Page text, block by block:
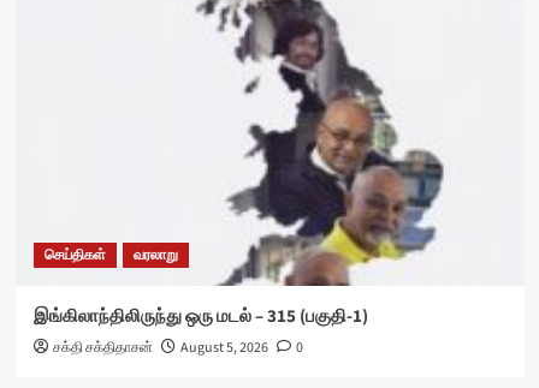
செய்திகள் வரலாறு
இங்கிலாந்திலிருந்து ஒரு மடல் – 315 (பகுதி-1)
சக்தி சக்திதாசன் August 5, 2026 0